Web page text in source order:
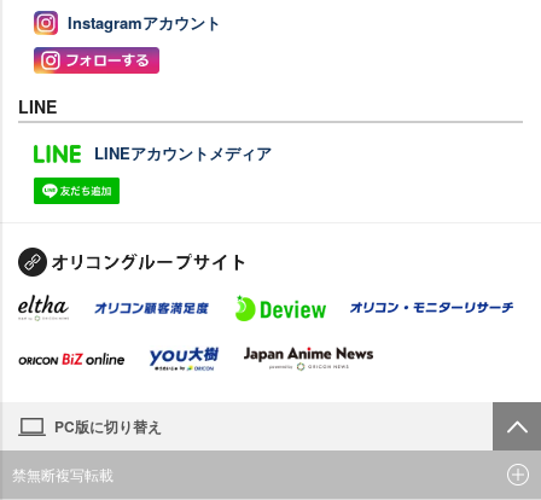
Instagramアカウント
LINE
LINEアカウントメディア
PC版に切り替え
禁無断複写転載